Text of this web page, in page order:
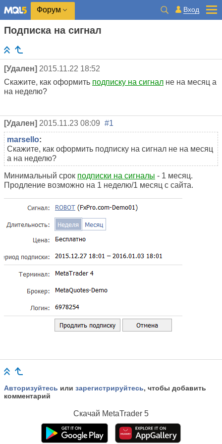
Форум Вход
Подписка на сигнал
[Удален] 2015.11.22 18:52
Скажите, как оформить подписку на сигнал не на месяц а
на неделю?
[Удален] 2015.11.23 08:09 #1
marsello:
Скажите, как оформить подписку на сигнал не на месяц
а на неделю?
Минимальный срок подписки на сигналы - 1 месяц.
Продление возможно на 1 неделю/1 месяц с сайта.
Авторизуйтесь или зарегистрируйтесь, чтобы добавить
комментарий
Скачай MetaTrader 5